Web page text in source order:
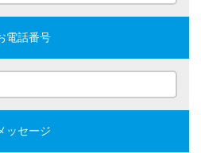
電話番号
ッセージ